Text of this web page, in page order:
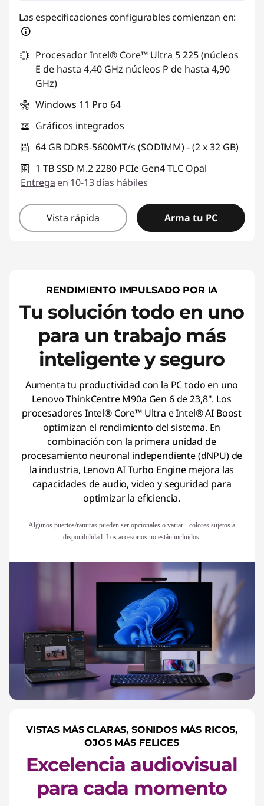
Las especificaciones configurables comienzan en:
Procesador Intel® Core™ Ultra 5 225 (núcleos
E de hasta 4,40 GHz núcleos P de hasta 4,90
GHz)
Windows 11 Pro 64
Gráficos integrados
64 GB DDR5-5600MT/s (SODIMM) - (2 x 32 GB)
1 TB SSD M.2 2280 PCIe Gen4 TLC Opal
Entrega en 10-13 días hábiles
Vista rápida Arma tu PC
RENDIMIENTO IMPULSADO POR IA
Tu solución todo en uno
para un trabajo más
inteligente y seguro
Aumenta tu productividad con la PC todo en uno
Lenovo ThinkCentre M90a Gen 6 de 23,8". Los
procesadores Intel® Core™ Ultra e Intel® AI Boost
optimizan el rendimiento del sistema. En
combinación con la primera unidad de
procesamiento neuronal independiente (dNPU) de
la industria, Lenovo AI Turbo Engine mejora las
capacidades de audio, video y seguridad para
optimizar la eficiencia.
Algunos puertos/ranuras pueden ser opcionales o variar - colores sujetos a
disponibilidad. Los accesorios no están incluidos.
VISTAS MÁS CLARAS, SONIDOS MÁS RICOS,
OJOS MÁS FELICES
Excelencia audiovisual
para cada momento